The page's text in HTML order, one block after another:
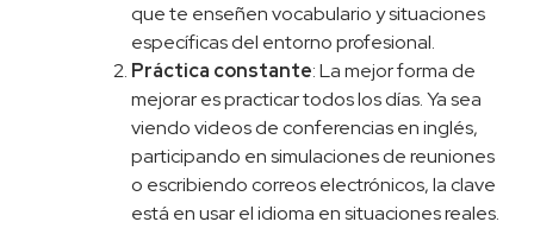
que te enseñen vocabulario y situaciones
específicas del entorno profesional.
Práctica constante: La mejor forma de
mejorar es practicar todos los días. Ya sea
viendo videos de conferencias en inglés,
participando en simulaciones de reuniones
o escribiendo correos electrónicos, la clave
está en usar el idioma en situaciones reales.